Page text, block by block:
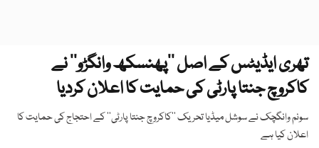
تھری ایڈیٹس کے اصل ’’پھنسکھ وانگڑو‘‘ نے
کاکروچ جنتا پارٹی کی حمایت کا اعلان کردیا
سونم وانگچک نے سوشل میڈیا تحریک ’’کاکروچ جنتا پارٹی‘‘ کے احتجاج کی حمایت کا
اعلان کیا ہے